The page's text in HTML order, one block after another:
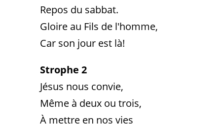
Repos du sabbat.
Gloire au Fils de l'homme,
Car son jour est là!
Strophe 2
Jésus nous convie,
Même à deux ou trois,
À mettre en nos vies